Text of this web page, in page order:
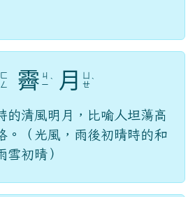
ㄈ
ㄥ
霽 ㄐ
ㄧ ˋ 月
ㄝˋ
的清風明月，比喻人坦蕩高
。（光風，雨後初晴時的和
雪初晴）